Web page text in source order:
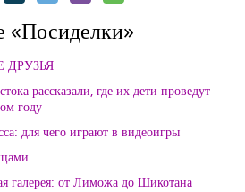
«Посиделки»
рассказали, где их дети проведут
году
для чего играют в видеоигры
галерея: от Лиможа до Шикотана